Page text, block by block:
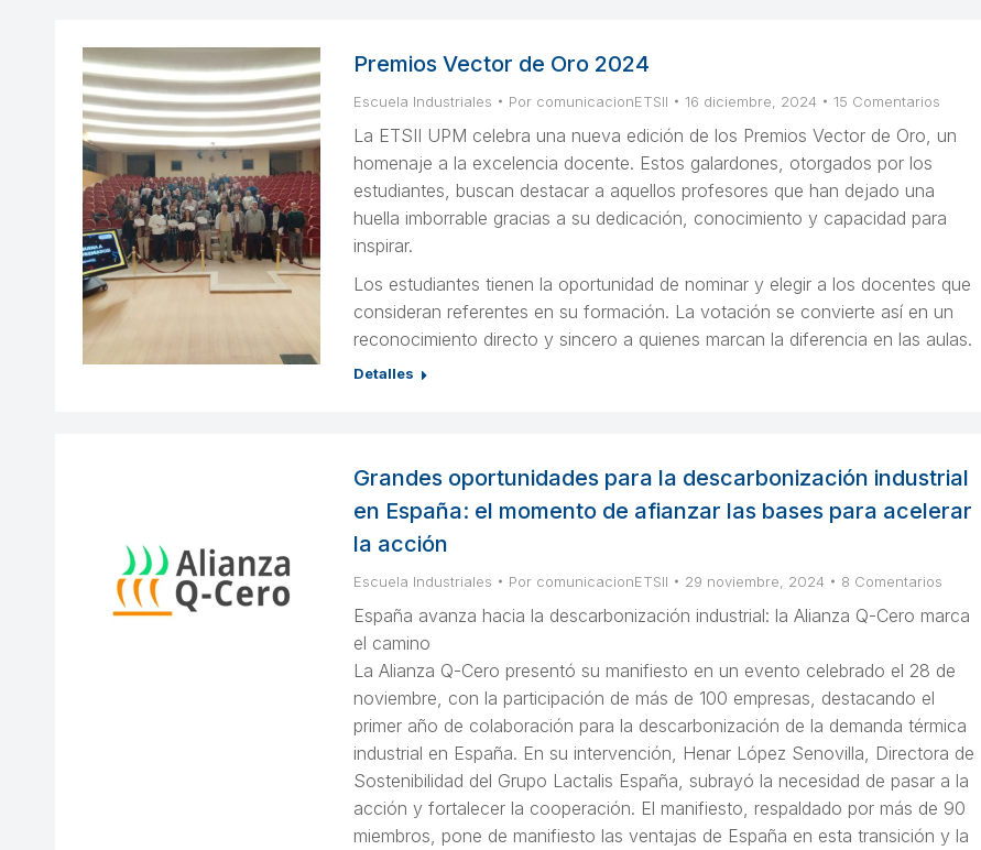
Premios Vector de Oro 2024
Escuela Industriales Por comunicacionETSII 16 diciembre, 2024 15 Comentarios
La ETSII UPM celebra una nueva edición de los Premios Vector de Oro, un
homenaje a la excelencia docente. Estos galardones, otorgados por los
estudiantes, buscan destacar a aquellos profesores que han dejado una
huella imborrable gracias a su dedicación, conocimiento y capacidad para
inspirar.
Los estudiantes tienen la oportunidad de nominar y elegir a los docentes que
consideran referentes en su formación. La votación se convierte así en un
reconocimiento directo y sincero a quienes marcan la diferencia en las aulas.
Detalles
Grandes oportunidades para la descarbonización industrial
en España: el momento de afianzar las bases para acelerar
la acción
Escuela Industriales Por comunicacionETSII 29 noviembre, 2024 8 Comentarios
España avanza hacia la descarbonización industrial: la Alianza Q-Cero marca
el camino
La Alianza Q-Cero presentó su manifiesto en un evento celebrado el 28 de
noviembre, con la participación de más de 100 empresas, destacando el
primer año de colaboración para la descarbonización de la demanda térmica
industrial en España. En su intervención, Henar López Senovilla, Directora de
Sostenibilidad del Grupo Lactalis España, subrayó la necesidad de pasar a la
acción y fortalecer la cooperación. El manifiesto, respaldado por más de 90
miembros, pone de manifiesto las ventajas de España en esta transición y la